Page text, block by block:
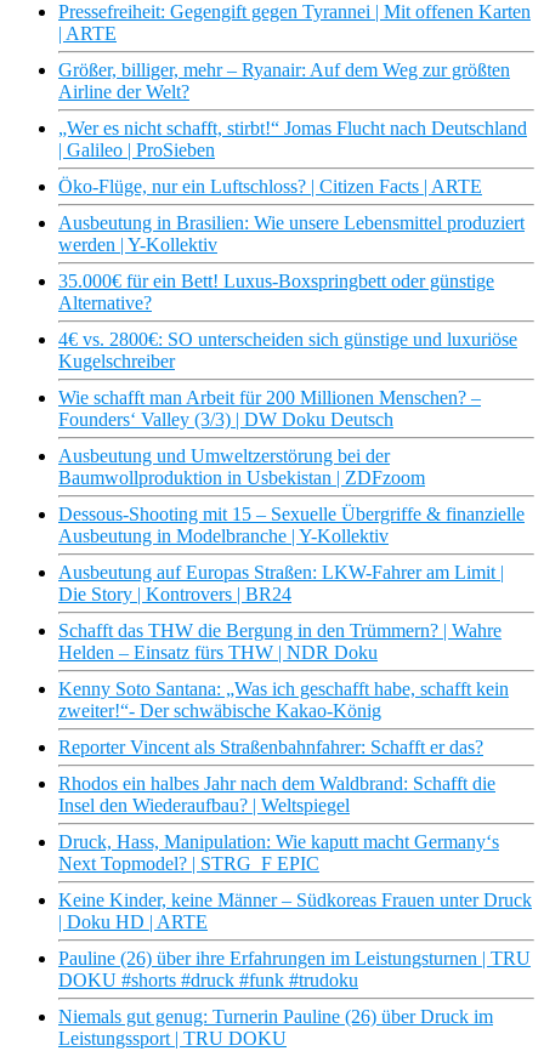
Pressefreiheit: Gegengift gegen Tyrannei | Mit offenen Karten
| ARTE
Größer, billiger, mehr – Ryanair: Auf dem Weg zur größten
Airline der Welt?
„Wer es nicht schafft, stirbt!“ Jomas Flucht nach Deutschland
| Galileo | ProSieben
Öko-Flüge, nur ein Luftschloss? | Citizen Facts | ARTE
Ausbeutung in Brasilien: Wie unsere Lebensmittel produziert
werden | Y-Kollektiv
35.000€ für ein Bett! Luxus-Boxspringbett oder günstige
Alternative?
4€ vs. 2800€: SO unterscheiden sich günstige und luxuriöse
Kugelschreiber
Wie schafft man Arbeit für 200 Millionen Menschen? –
Founders‘ Valley (3/3) | DW Doku Deutsch
Ausbeutung und Umweltzerstörung bei der
Baumwollproduktion in Usbekistan | ZDFzoom
Dessous-Shooting mit 15 – Sexuelle Übergriffe & finanzielle
Ausbeutung in Modelbranche | Y-Kollektiv
Ausbeutung auf Europas Straßen: LKW-Fahrer am Limit |
Die Story | Kontrovers | BR24
Schafft das THW die Bergung in den Trümmern? | Wahre
Helden – Einsatz fürs THW | NDR Doku
Kenny Soto Santana: „Was ich geschafft habe, schafft kein
zweiter!“- Der schwäbische Kakao-König
Reporter Vincent als Straßenbahnfahrer: Schafft er das?
Rhodos ein halbes Jahr nach dem Waldbrand: Schafft die
Insel den Wiederaufbau? | Weltspiegel
Druck, Hass, Manipulation: Wie kaputt macht Germany‘s
Next Topmodel? | STRG_F EPIC
Keine Kinder, keine Männer – Südkoreas Frauen unter Druck
| Doku HD | ARTE
Pauline (26) über ihre Erfahrungen im Leistungsturnen | TRU
DOKU #shorts #druck #funk #trudoku
Niemals gut genug: Turnerin Pauline (26) über Druck im
Leistungssport | TRU DOKU